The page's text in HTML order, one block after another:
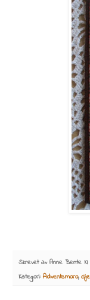
Skrevet avAnne Bente Kl
Kategori: Adventsmoro,